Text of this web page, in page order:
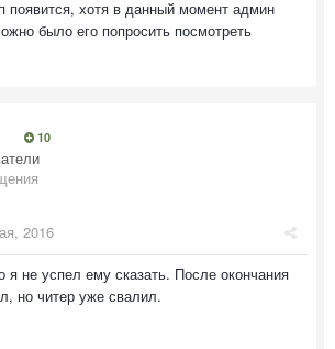
появится, хотя в данный момент админ
было его попросить посмотреть
10
2016
не успел ему сказать. После окончания
но читер уже свалил.